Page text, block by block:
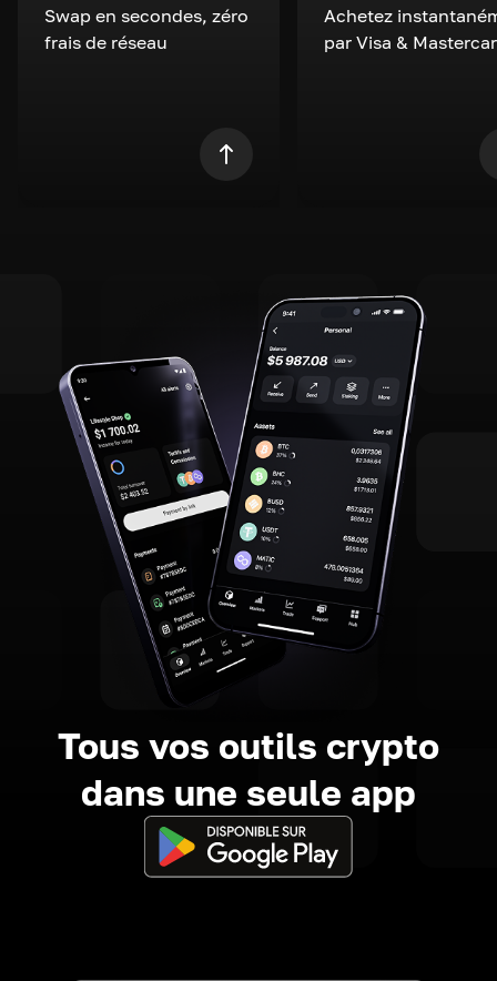
Swap en secondes, zéro
frais de réseau
Achetez
par Visa &
Tous vos outils crypto
dans une seule app